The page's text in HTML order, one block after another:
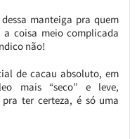
manteiga pra quem
coisa meio complicada
não!
de cacau absoluto, em
mais “seco” e leve,
ter certeza, é só uma